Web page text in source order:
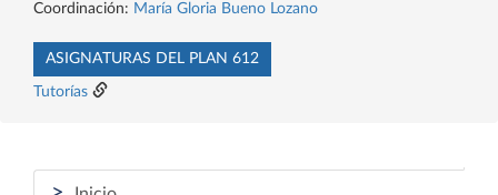
Coordinación: María Gloria Bueno Lozano
ASIGNATURAS DEL PLAN 612
Tutorías